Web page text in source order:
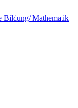
Bildung/ Mathematik